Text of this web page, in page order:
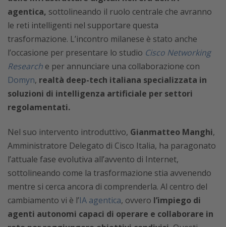
agentica, sottolineando il ruolo centrale che avranno
le reti intelligenti nel supportare questa
trasformazione. L’incontro milanese è stato anche
l’occasione per presentare lo studio Cisco Networking
Research e per annunciare una collaborazione con
Domyn, realtà deep-tech italiana specializzata in
soluzioni di intelligenza artificiale per settori
regolamentati.
Nel suo intervento introduttivo, Gianmatteo Manghi,
Amministratore Delegato di Cisco Italia, ha paragonato
l’attuale fase evolutiva all’avvento di Internet,
sottolineando come la trasformazione stia avvenendo
mentre si cerca ancora di comprenderla. Al centro del
cambiamento vi è l’IA agentica, ovvero l’impiego di
agenti autonomi capaci di operare e collaborare in